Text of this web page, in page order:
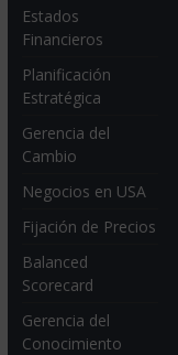
Estados
Financieros
Planificación
Estratégica
Gerencia del
Cambio
Negocios en USA
Fijación de Precios
Balanced
Scorecard
Gerencia del
Conocimiento